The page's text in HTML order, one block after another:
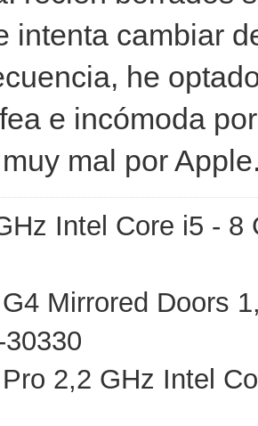
intenta cambiar
he
e incómoda
mal por
Intel Core i5 -
Mirrored Doors
2,2 GHz Intel